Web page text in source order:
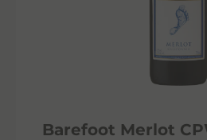
Barefoot Merlot